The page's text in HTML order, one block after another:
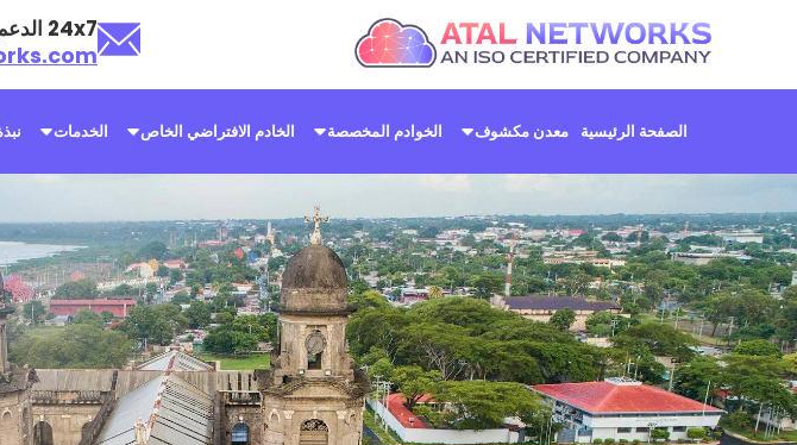
24x7 الدعم الفني
الصفحة الرئيسية معدن مكشوف الخوادم المخصصة الخادم الافتراضي الخاص الخدمات